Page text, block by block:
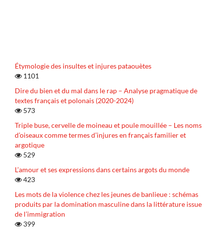
Étymologie des insultes et injures pataouètes
1101
Dire du bien et du mal dans le rap – Analyse pragmatique de
textes français et polonais (2020-2024)
573
Triple buse, cervelle de moineau et poule mouillée – Les noms
d’oiseaux comme termes d’injures en français familier et
argotique
529
L’amour et ses expressions dans certains argots du monde
423
Les mots de la violence chez les jeunes de banlieue : schémas
produits par la domination masculine dans la littérature issue
de l’immigration
399